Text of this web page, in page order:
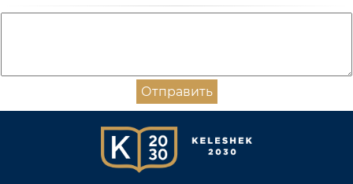
Отправить